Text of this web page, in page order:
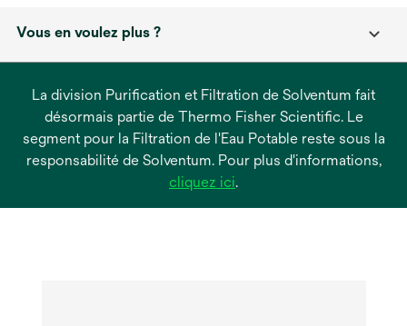
Vous en voulez plus ?
La division Purification et Filtration de Solventum fait
désormais partie de Thermo Fisher Scientific. Le
segment pour la Filtration de l'Eau Potable reste sous la
responsabilité de Solventum. Pour plus d'informations,
cliquez icis’ouvre
.